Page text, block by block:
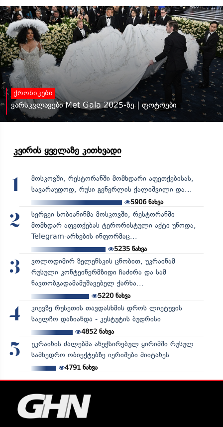
ქრონიკები
ვარსკვლავები Met Gala 2025-ზე | ფოტოები
კვირის ყველაზე კითხვადი
1
მოსკოვში, რესტორანში მომხდარი აფეთქებისას,
სავარაუდოდ, რუსი გენერლის ქალიშვილი და...
5906ნახვა
2
სერგეი სობიანინმა მოსკოვში, რესტორანში
მომხდარ აფეთქებას ტერორისტული აქტი უწოდა,
Telegram-არხების ინფორმაც...
5235ნახვა
3
ვოლოდიმირ ზელენსკის ცნობით, უკრაინამ
რუსული კონტეინერმზიდი ჩაძირა და სამ
ნავთობგადამამუშავებელ ქარხა...
5220ნახვა
4
კიევზე რუსეთის თავდასხმის დროს ლიეტუვის
საელჩო დაზიანდა - კესტუტის ბუდრისი
4852ნახვა
5
უკრაინის ძალებმა ანექსირებულ ყირიმში რუსულ
სამხედრო ობიექტებზე იერიშები მიიტანეს...
4791ნახვა